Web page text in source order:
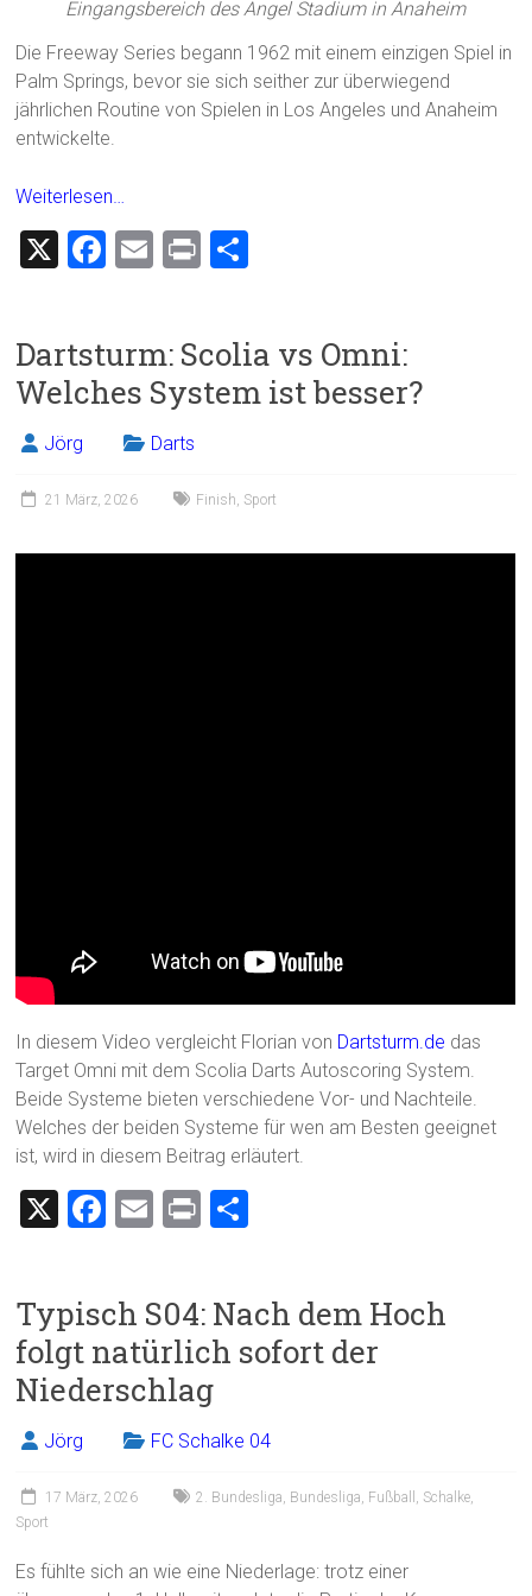
Eingangsbereich des Angel Stadium in Anaheim
Die Freeway Series begann 1962 mit einem einzigen Spiel in
Palm Springs, bevor sie sich seither zur überwiegend
jährlichen Routine von Spielen in Los Angeles und Anaheim
entwickelte.
Weiterlesen…
X
F
b
o
ok
E
l
Pr
n
Dartsturm: Scolia vs Omni:
Welches System ist besser?
Jörg Darts
21 März, 2026 Finish, Sport
In diesem Video vergleicht Florian von Dartsturm.de das
Target Omni mit dem Scolia Darts Autoscoring System.
Beide Systeme bieten verschiedene Vor- und Nachteile.
Welches der beiden Systeme für wen am Besten geeignet
ist, wird in diesem Beitrag erläutert.
X
F
b
o
ok
E
l
Pr
n
Typisch S04: Nach dem Hoch
folgt natürlich sofort der
Niederschlag
Jörg FC Schalke 04
17 März, 2026 2. Bundesliga, Bundesliga, Fußball , Schalke,
Sport
Es fühlte sich an wie eine Niederlage: trotz einer